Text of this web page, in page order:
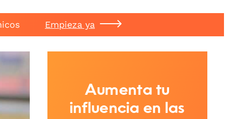
Empieza ya
Aumenta tu
influencia en las